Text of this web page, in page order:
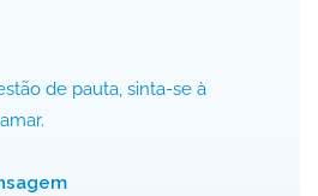
de pauta, sinta-se à